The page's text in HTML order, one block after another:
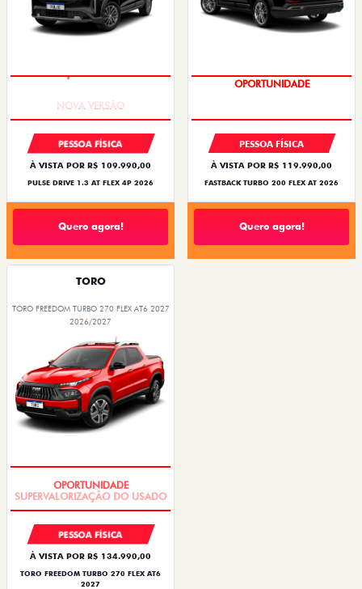
PESSOA FÍSICA
À VISTA POR R$ 109.990,00
PULSE DRIVE 1.3 AT FLEX 4P 2026
Quero agora!
OPORTUNIDADE
PESSOA FÍSICA
À VISTA POR R$ 119.990,00
FASTBACK TURBO 200 FLEX AT 2026
Quero agora!
TORO
TORO FREEDOM TURBO 270 FLEX AT6 2027
2026/2027
PESSOA FÍSICA
À VISTA POR R$ 134.990,00
TORO FREEDOM TURBO 270 FLEX AT6
2027